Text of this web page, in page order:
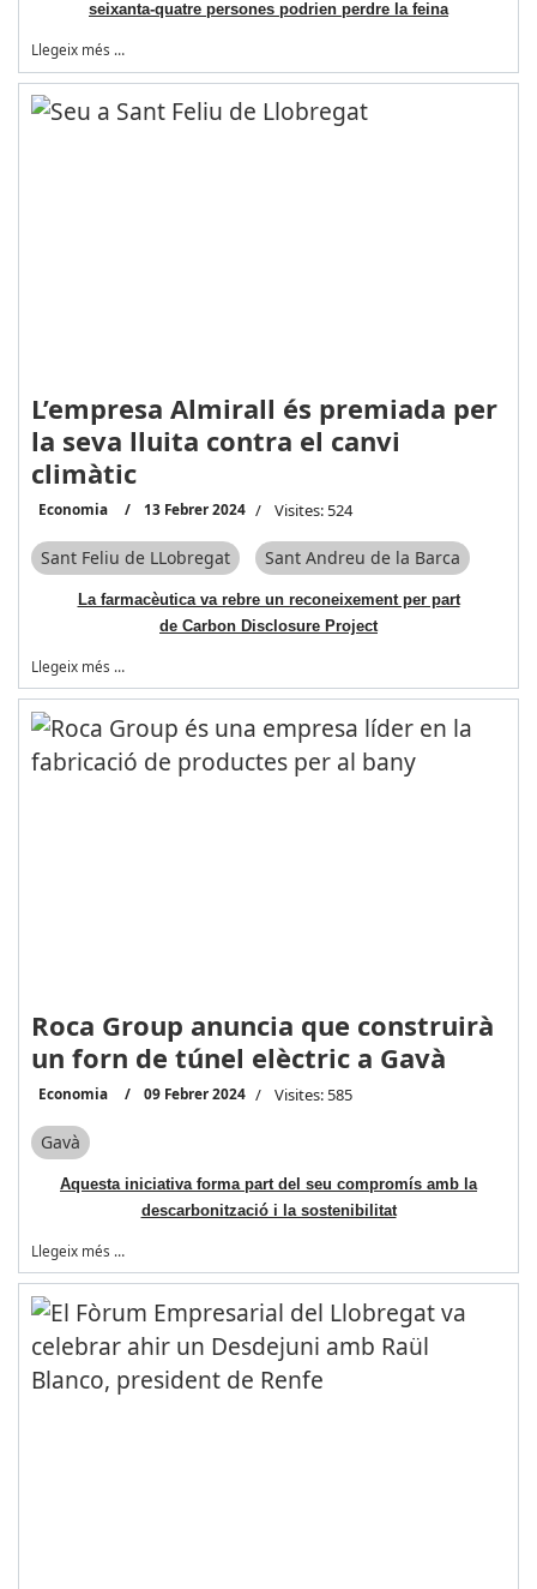
seixanta-quatre persones podrien perdre la feina
Llegeix més …
L’empresa Almirall és premiada per
la seva lluita contra el canvi
climàtic
Economia 13 Febrer 2024 Visites: 524
Sant Feliu de LLobregat Sant Andreu de la Barca
La farmacèutica va rebre un reconeixement per part
de Carbon Disclosure Project
Llegeix més …
Roca Group anuncia que construirà
un forn de túnel elèctric a Gavà
Economia 09 Febrer 2024 Visites: 585
Gavà
Aquesta iniciativa forma part del seu compromís amb la
descarbonització i la sostenibilitat
Llegeix més …